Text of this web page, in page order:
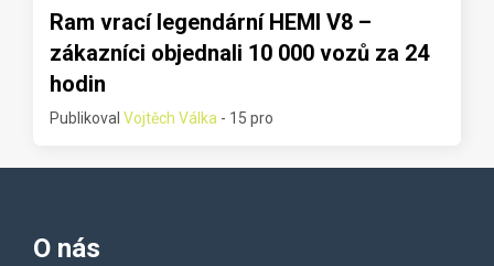
Ram vrací legendární HEMI V8 –
zákazníci objednali 10 000 vozů za 24
hodin
Publikoval Vojtěch Válka - 15 pro
O nás